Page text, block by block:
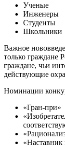
Ученые
Инженеры
Студенты
Школьники
Важное
только граждане
граждане, чьи
действующие
Номинации
«Гран-при»
«Наставник